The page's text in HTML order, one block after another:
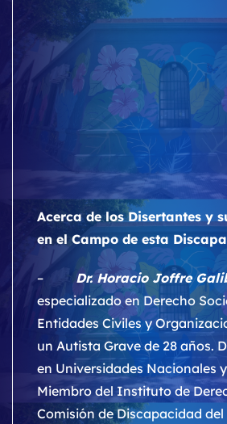
Acerca de los Disertantes y
en el Campo de esta
– Dr. Horacio Joffre
especializado en Derecho
Entidades Civiles y
un Autista Grave de 28 años.
en Universidades Nacionales
Miembro del Instituto de
Comisión de Discapacidad